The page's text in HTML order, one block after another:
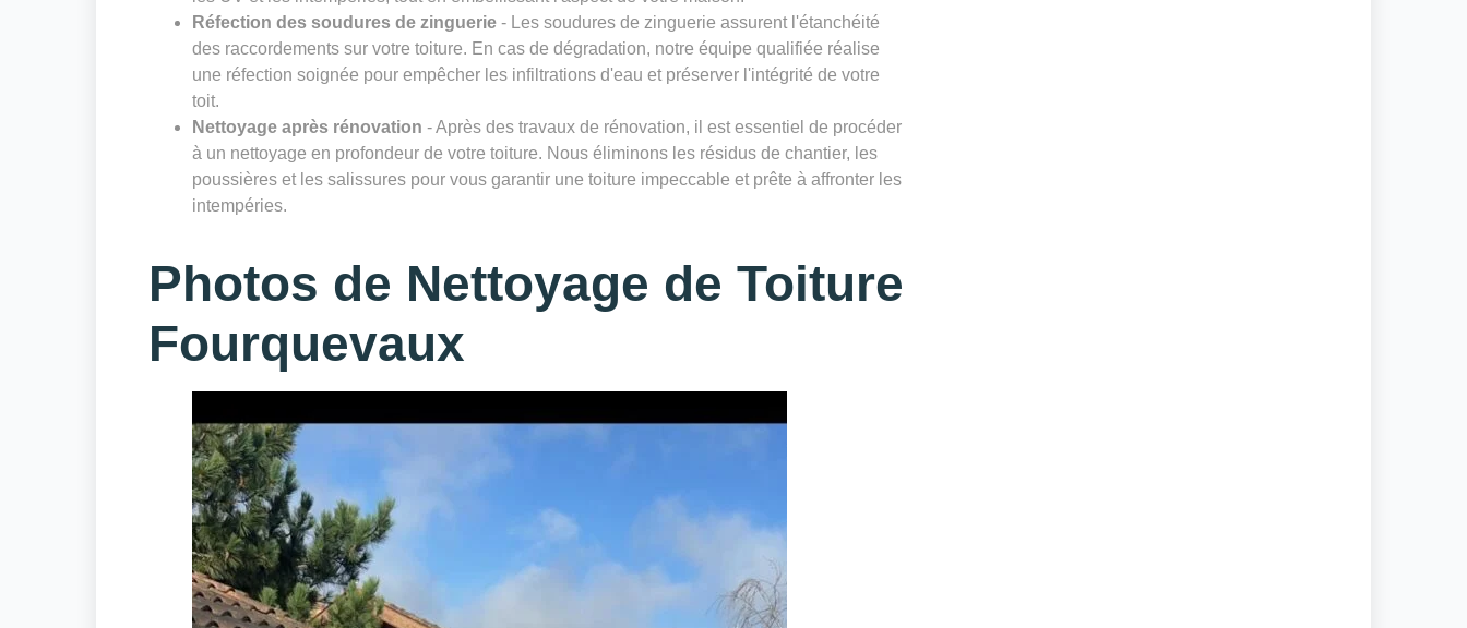
Réfection des soudures de zinguerie - Les soudures de zinguerie assurent l'étanchéité
des raccordements sur votre toiture. En cas de dégradation, notre équipe qualifiée réalise
une réfection soignée pour empêcher les infiltrations d'eau et préserver l'intégrité de votre
toit.
Nettoyage après rénovation - Après des travaux de rénovation, il est essentiel de procéder
à un nettoyage en profondeur de votre toiture. Nous éliminons les résidus de chantier, les
poussières et les salissures pour vous garantir une toiture impeccable et prête à affronter les
intempéries.
Photos de Nettoyage de Toiture
Fourquevaux